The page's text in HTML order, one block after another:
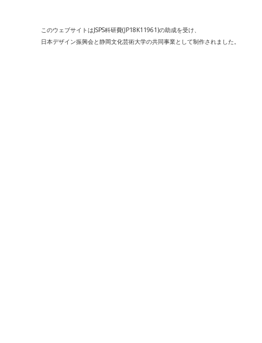
このウェブサイトはJSPS科研費(JP18K11961)の助成を受け、
日本デザイン振興会と静岡文化芸術大学の共同事業として制作されました。